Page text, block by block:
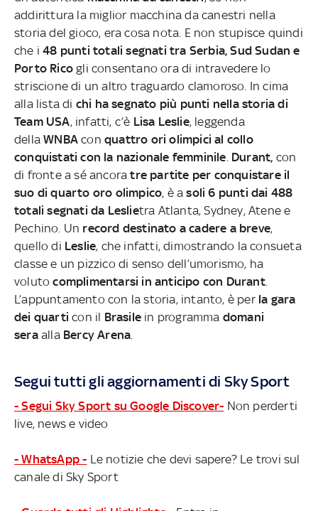
addirittura la miglior macchina da canestri nella
storia del gioco, era cosa nota. E non stupisce quindi
che i48 punti totali segnati tra Serbia, Sud Sudan e
Porto Rico gli consentano ora di intravedere lo
striscione di un altro traguardo clamoroso. In cima
alla lista di chi ha segnato più punti nella storia di
Team USA, infatti, c’è Lisa Leslie, leggenda
della WNBA con quattro ori olimpici al collo
conquistati con la nazionale femminile Durant, con
di fronte a sé ancoratre partite per conquistare il
suo di quarto oro olimpico, è asoli 6 punti dai 488
totali segnati da Leslietra Atlanta, Sydney, Atene e
Pechino. Un record destinato a cadere a breve,
quello di Leslie, che infatti, dimostrando la consueta
classe e un pizzico di senso dell’umorismo, ha
volutocomplimentarsi in anticipo con Durant.
L’appuntamento con la storia, intanto, è per la gara
dei quarticon il Brasile in programma domani
seraallaBercy Arena
Segui tutti gli aggiornamenti di Sky Sport
- Segui Sky Sport su Google Discover- Non perderti
live, news e video
- WhatsApp - Le notizie che devi sapere? Le trovi sul
canale di Sky Sport